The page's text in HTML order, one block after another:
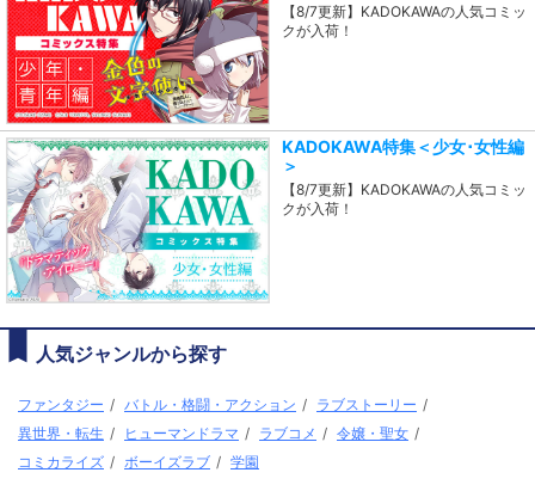
【8/7更新】KADOKAWAの人気コミッ
クが入荷！
KADOKAWA特集＜少女･女性編
＞
【8/7更新】KADOKAWAの人気コミッ
クが入荷！
人気ジャンルから探す
ファンタジー / バトル・格闘・アクション / ラブストーリー /
異世界・転生 / ヒューマンドラマ / ラブコメ / 令嬢・聖女 /
コミカライズ / ボーイズラブ / 学園